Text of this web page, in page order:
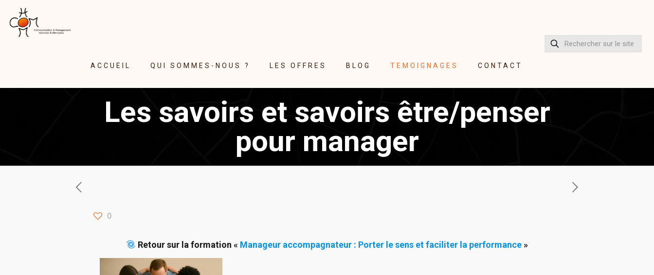
ACCUEIL QUI SOMMES-NOUS ? LES OFFRES BLOG TEMOIGNAGES CONTACT
Les savoirs et savoirs être/penser
pour manager
0
Retour sur la formation « Manageur accompagnateur : Porter le sens et faciliter la performance »